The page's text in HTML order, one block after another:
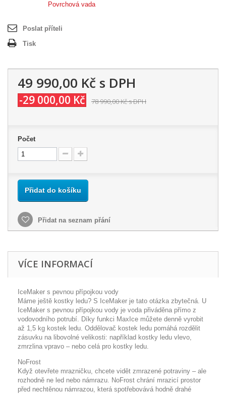
Povrchová vada
Poslat příteli
Tisk
49 990,00 Kč s DPH
-29 000,00 Kč 78 990,00 Kčs DPH
Počet
Přidat do košíku
Přidat na seznam přání
VÍCE INFORMACÍ
IceMaker s pevnou přípojkou vody
Máme ještě kostky ledu? S IceMaker je tato otázka zbytečná. U
IceMaker s pevnou přípojkou vody je voda přiváděna přímo z
vodovodního potrubí. Díky funkci MaxIce můžete denně vyrobit
až 1,5 kg kostek ledu. Oddělovač kostek ledu pomáhá rozdělit
zásuvku na libovolné velikosti: například kostky ledu vlevo,
zmrzlina vpravo – nebo celá pro kostky ledu.
NoFrost
Když otevřete mrazničku, chcete vidět zmrazené potraviny – ale
rozhodně ne led nebo námrazu. NoFrost chrání mrazicí prostor
před nechtěnou námrazou, která spotřebovává hodně drahé